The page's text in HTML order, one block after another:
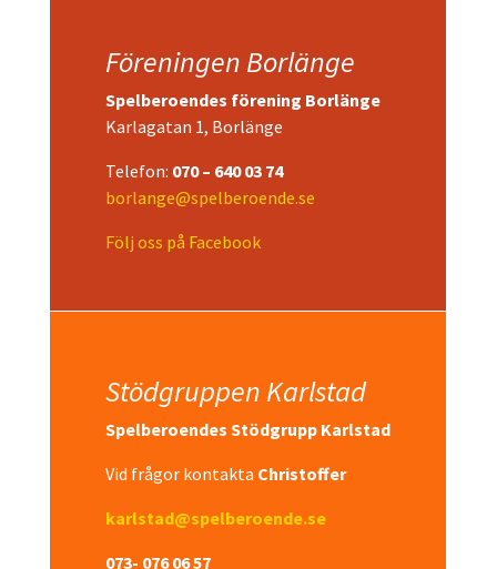
Föreningen Borlänge
Spelberoendes förening Borlänge
Karlagatan 1, Borlänge
Telefon: 070 – 640 03 74
borlange@spelberoende.se
Följ oss på Facebook
Stödgruppen Karlstad
Spelberoendes Stödgrupp Karlstad
Vid frågor kontakta Christoffer
karlstad@spelberoende.se
073- 076 06 57